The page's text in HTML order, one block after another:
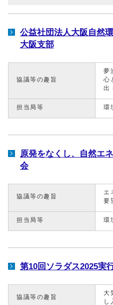
公益社団法人大阪自然
大阪支部
協議等の趣旨
夢
心
出
担当局等 環
原発をなくし、自然エ
会
協議等の趣旨
エ
要
担当局等 環
第10回ソラダス2025実
協議等の趣旨
大
し